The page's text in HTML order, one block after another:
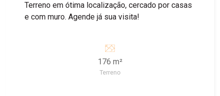
Terreno em ótima localização, cercado por casas
e com muro. Agende já sua visita!
176 m²
Terreno